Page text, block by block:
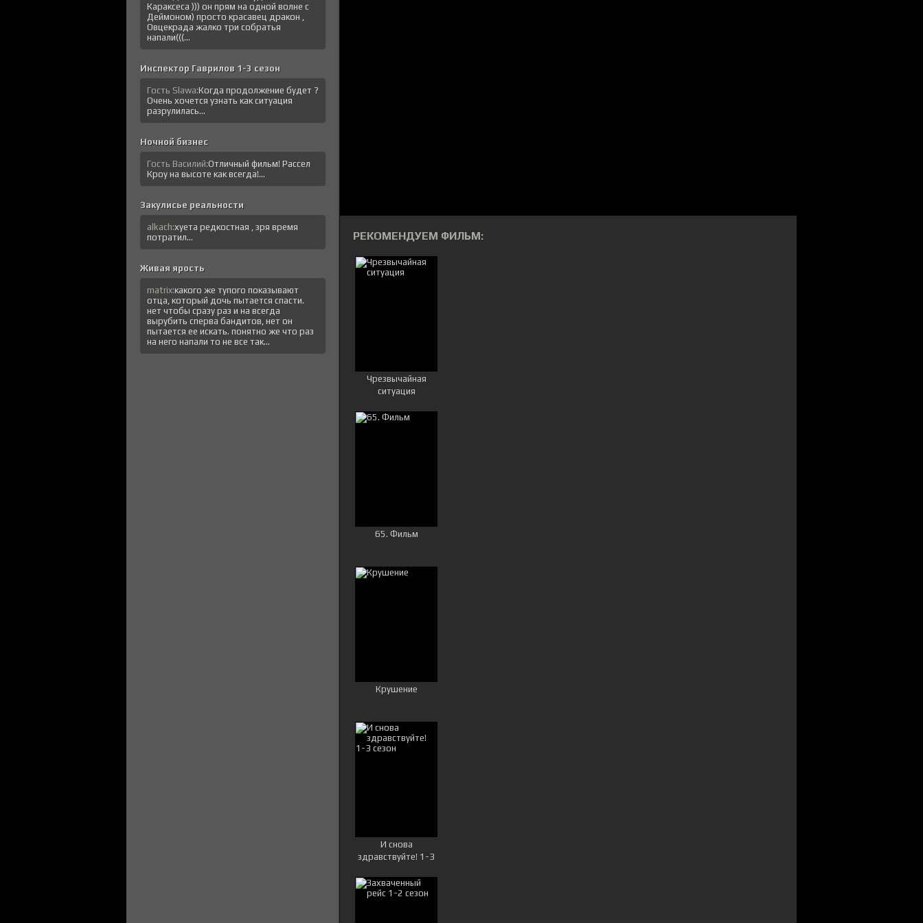
РЕКОМЕНДУЕМ ФИЛЬМ:
Чрезвычайная
ситуация
65. Фильм
Крушение
И снова
здравствуйте! 1-3
Караксеса ))) он прям на одной волне с
Деймоном) просто красавец дракон ,
Овцекрада жалко три собратья
напали(((...
Инспектор Гаврилов 1-3 сезон
Гость Slawa:Когда продолжение будет ?
Очень хочется узнать как ситуация
разрулилась...
Ночной бизнес
Гость Василий:Отличный фильм! Рассел
Кроу на высоте как всегда!...
Закулисье реальности
alkach:хуета редкостная , зря время
потратил...
Живая ярость
matrix:какого же тупого показывают
отца, который дочь пытается спасти.
нет чтобы сразу раз и на всегда
вырубить сперва бандитов, нет он
пытается ее искать. понятно же что раз
на него напали то не все так...